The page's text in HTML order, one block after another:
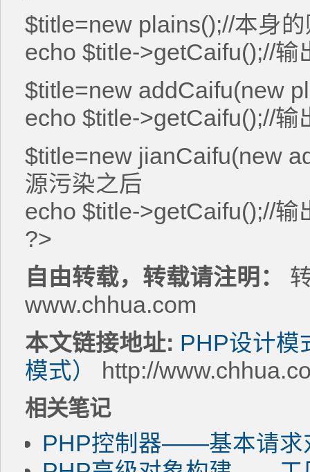
$title=new plains();//本身
echo $title->getCaifu();//输
$title=new addCaifu(new
echo $title->getCaifu();//输
$title=new jianCaifu(new
源污染之后
echo $title->getCaifu();//输
?>
自由转载，转载请注明：
www.chhua.com
本文链接地址: PHP设计模
模式）
http://
相关笔记
PHP控制器——基本请求